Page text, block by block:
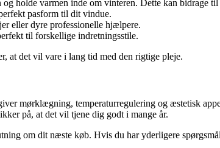
holde varmen inde om vinteren. Dette kan bidrage
pasform til dit vindue.
eller dyre professionelle hjælpere.
til forskellige indretningsstile.
at det vil vare i lang tid med den rigtige pleje.
mørklægning, temperaturregulering og æstetisk
på, at det vil tjene dig godt i mange år.
om dit næste køb. Hvis du har yderligere